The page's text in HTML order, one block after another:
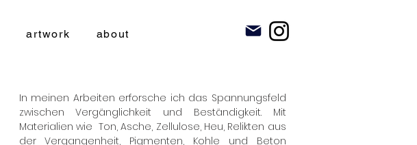
artwork about
In meinen Arbeiten erforsche ich das Spannungsfeld
zwischen Vergänglichkeit und Beständigkeit. Mit
Materialien wie Ton, Asche, Zellulose, Heu, Relikten aus
der Vergangenheit, Pigmenten, Kohle und Beton